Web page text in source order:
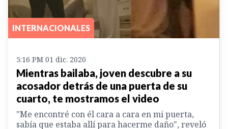
INTERNACIONALES
5:16 PM 01 dic. 2020
Mientras bailaba, joven descubre a su
acosador detrás de una puerta de su
cuarto, te mostramos el video
"Me encontré con él cara a cara en mi puerta,
sabía que estaba allí para hacerme daño", reveló